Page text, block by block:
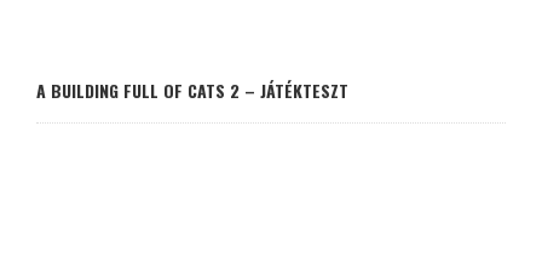
A BUILDING FULL OF CATS 2 – JÁTÉKTESZT